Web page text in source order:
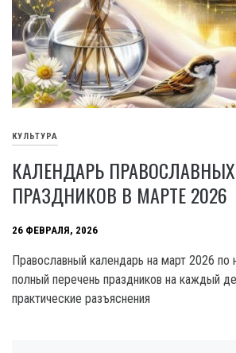
КУЛЬТУРА
КАЛЕНДАРЬ ПРАВОСЛАВНЫХ
ПРАЗДНИКОВ В МАРТЕ 2026
26 ФЕВРАЛЯ, 2026
Православный календарь на март 2026 по
полный перечень праздников на каждый
практические разъяснения